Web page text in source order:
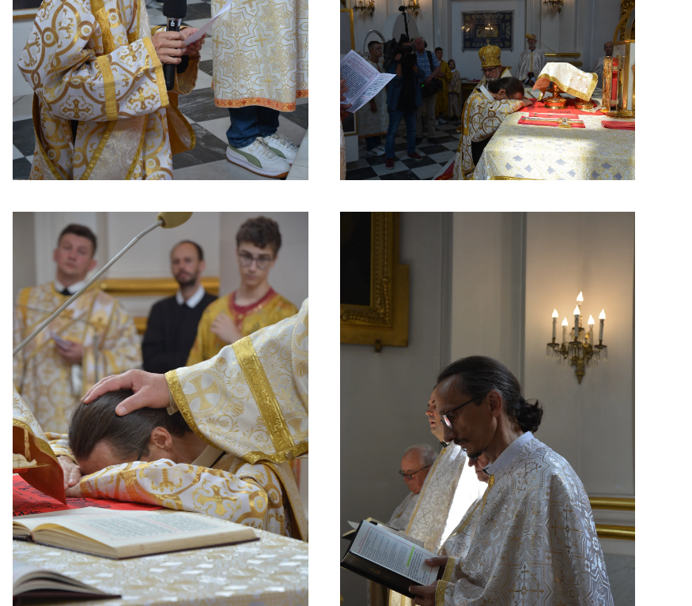
ЗБІЛЬШИТИ
ЗБІЛЬШИТИ ЗБІЛЬШИТИ